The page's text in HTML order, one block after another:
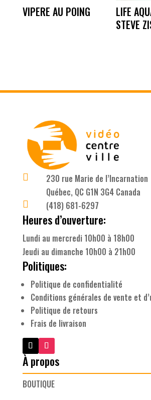
VIPERE AU POING
LIFE
STEVE

230 rue Marie de l’Incarnation
Québec, QC G1N 3G4 Canada
 (418) 681-6297
Heures d’ouverture:
Lundi au mercredi 10h00 à 18h00
Jeudi au dimanche 10h00 à 21h00
Politiques:
Politique de confidentialité
Conditions générales de vente et
Politique de retours
Frais de livraison
À propos
BOUTIQUE